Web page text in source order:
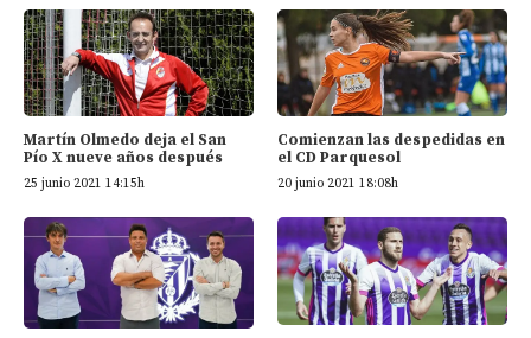
Martín Olmedo deja el San
Pío X nueve años después
25 junio 2021 14:15h
Comienzan las despedidas en
el CD Parquesol
20 junio 2021 18:08h